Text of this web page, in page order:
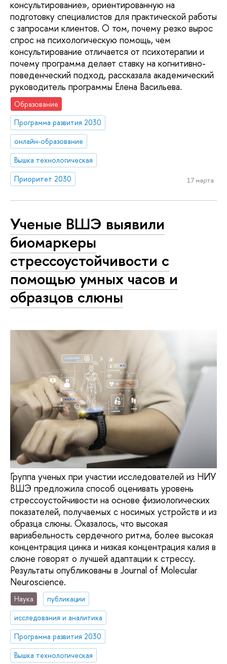
консультирование», ориентированную на
подготовку специалистов для практической работы
с запросами клиентов. О том, почему резко вырос
спрос на психологическую помощь, чем
консультирование отличается от психотерапии и
почему программа делает ставку на когнитивно-
поведенческий подход, рассказала академический
руководитель программы Елена Васильева.
Образование
Программа развития 2030
онлайн-образование
Вышка технологическая
Приоритет 2030
17 марта
Ученые ВШЭ выявили
биомаркеры
стрессоустойчивости с
помощью умных часов и
образцов слюны
Группа ученых при участии исследователей из НИУ
ВШЭ предложила способ оценивать уровень
стрессоустойчивости на основе физиологических
показателей, получаемых с носимых устройств и из
образца слюны. Оказалось, что высокая
вариабельность сердечного ритма, более высокая
концентрация цинка и низкая концентрация калия в
слюне говорят о лучшей адаптации к стрессу.
Результаты опубликованы в Journal of Molecular
Neuroscience.
Наука
публикации
исследования и аналитика
Программа развития 2030
Вышка технологическая